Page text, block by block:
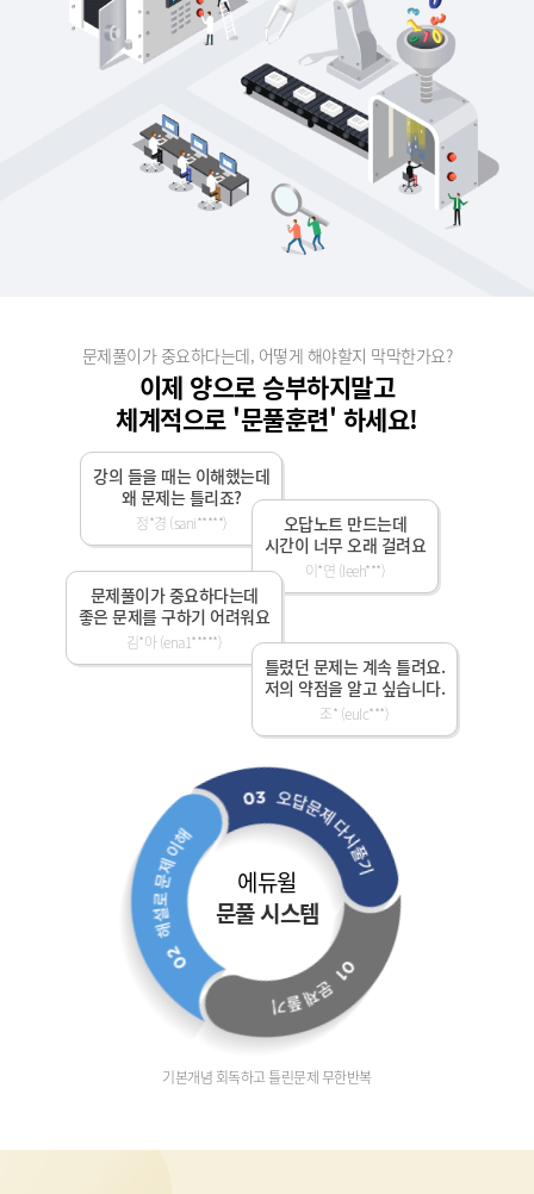
문제풀이가 중요하다는데, 어떻게 해야할지 막막한가요?
이제 양으로 승부하지말고
체계적으로 '문풀훈련' 하세요!
강의 들을 때는 이해했는데
왜 문제는 틀리죠?
정*경 (sani*****)
오답노트 만드는데
시간이 너무 오래 걸려요
이*연 (leeh***)
문제풀이가 중요하다는데
좋은 문제를 구하기 어려워요
김*아 (ena1*****)
틀렸던 문제는 계속 틀려요.
저의 약점을 알고 싶습니다.
조* (eulc***)
에듀윌
문풀 시스템
기본개념 회독하고 틀린문제 무한반복